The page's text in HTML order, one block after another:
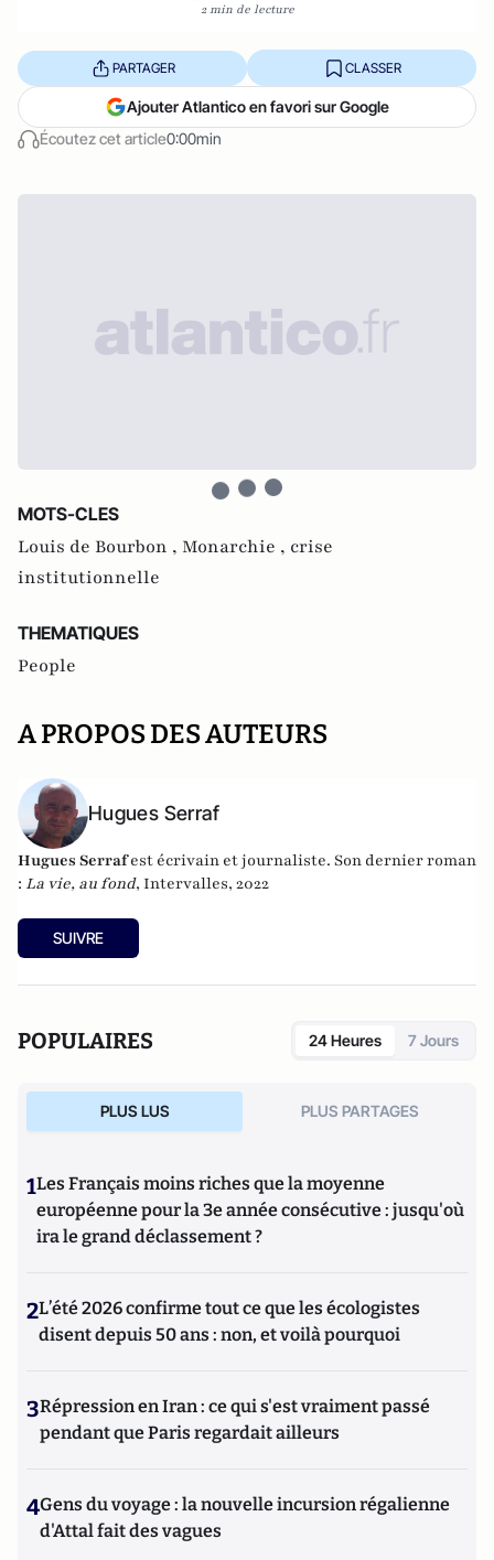
2 min de lecture
Écoutez cet article0:00min
PARTAGER CLASSER
Ajouter Atlantico en favori sur Google
MOTS-CLES
Louis de Bourbon , Monarchie , crise
institutionnelle
THEMATIQUES
People
A PROPOS DES AUTEURS
Hugues Serraf
Hugues Serrafest écrivain et journaliste. Son dernier roman
: La vie, au fond, Intervalles, 2022
SUIVRE
POPULAIRES 24 Heures 7 Jours
PLUS LUS PLUS PARTAGES
1Les Français moins riches que la moyenne
européenne pour la 3e année consécutive : jusqu'où
ira le grand déclassement ?
2L’été 2026 confirme tout ce que les écologistes
disent depuis 50 ans : non, et voilà pourquoi
3Répression en Iran : ce qui s'est vraiment passé
pendant que Paris regardait ailleurs
4Gens du voyage : la nouvelle incursion régalienne
d'Attal fait des vagues